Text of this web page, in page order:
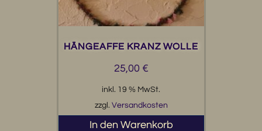
HÄNGEAFFE KRANZ WOLLE
25,00 €
inkl. 19 % MwSt.
zzgl. Versandkosten
In den Warenkorb